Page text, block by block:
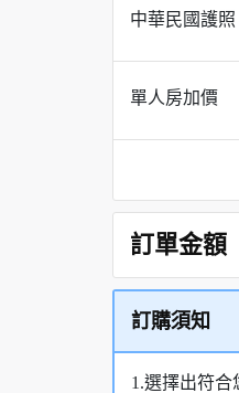
中華民國護
單人房加價
訂單金額
訂購須知
1.選擇出符